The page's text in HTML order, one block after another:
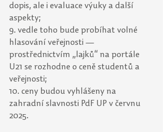
dopis, ale i evaluace výuky a další
aspekty;
9. vedle toho bude probíhat volné
hlasování veřejnosti —
prostřednictvím „lajků“ na portále
U21 se rozhodne o ceně studentů a
veřejnosti;
10. ceny budou vyhlášeny na
zahradní slavnosti PdF UP v červnu
2025.